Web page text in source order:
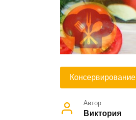
Консервирование
Автор
Виктория